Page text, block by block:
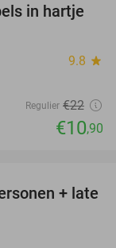
50%
in hartje
9.8 star
Regulier €22
€10,90
44%
+ late